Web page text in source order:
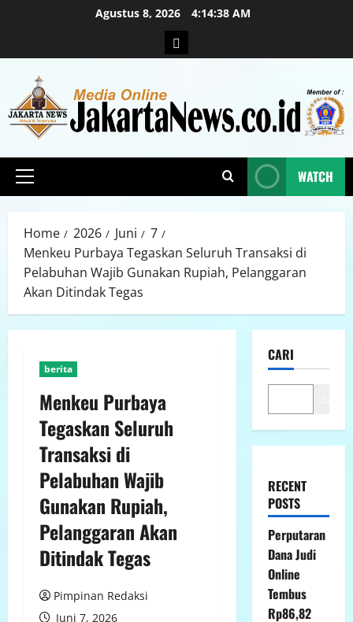
Agustus 8, 2026 4:14:40 AM
WATCH
Home 2026 Juni
7
Menkeu Purbaya Tegaskan Seluruh Transaksi di
Pelabuhan Wajib Gunakan Rupiah, Pelanggaran
Akan Ditindak Tegas
berita
Menkeu Purbaya
Tegaskan Seluruh
Transaksi di
Pelabuhan Wajib
Gunakan Rupiah,
Pelanggaran Akan
Ditindak Tegas
Pimpinan Redaksi
Juni 7, 2026
CARI
RECENT
POSTS
Perputaran
Dana Judi
Online
Tembus
Rp86,82